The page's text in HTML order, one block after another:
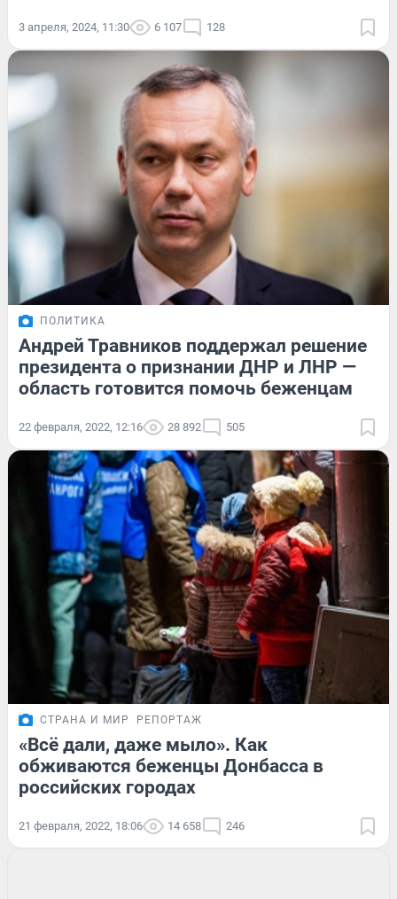
3 апреля, 2024, 11:30 6 107 128
ПОЛИТИКА
Андрей Травников поддержал решение
президента о признании ДНР и ЛНР —
область готовится помочь беженцам
22 февраля, 2022, 12:16 28 892 505
СТРАНА И МИР РЕПОРТАЖ
«Всё дали, даже мыло». Как
обживаются беженцы Донбасса в
российских городах
21 февраля, 2022, 18:06 14 658 246